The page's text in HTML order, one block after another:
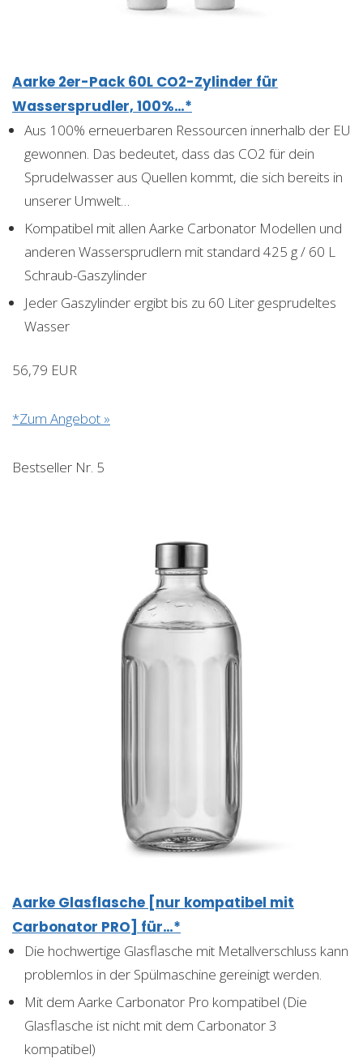
Aarke 2er-Pack 60L CO2-Zylinder für
Wassersprudler, 100%…*
Aus 100% erneuerbaren Ressourcen innerhalb der EU
gewonnen. Das bedeutet, dass das CO2 für dein
Sprudelwasser aus Quellen kommt, die sich bereits in
unserer Umwelt…
Kompatibel mit allen Aarke Carbonator Modellen und
anderen Wassersprudlern mit standard 425 g / 60 L
Schraub-Gaszylinder
Jeder Gaszylinder ergibt bis zu 60 Liter gesprudeltes
Wasser
56,79 EUR
*Zum Angebot »
Bestseller Nr. 5
Aarke Glasflasche [nur kompatibel mit
Carbonator PRO] für…*
Die hochwertige Glasflasche mit Metallverschluss kann
problemlos in der Spülmaschine gereinigt werden.
Mit dem Aarke Carbonator Pro kompatibel (Die
Glasflasche ist nicht mit dem Carbonator 3
kompatibel)